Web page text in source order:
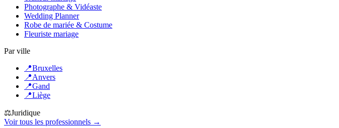
Photographe & Vidéaste
Wedding Planner
Robe de mariée & Costume
Fleuriste mariage
Par ville
📍Bruxelles
📍Anvers
📍Gand
📍Liège
⚖️Juridique
Voir tous les professionnels →